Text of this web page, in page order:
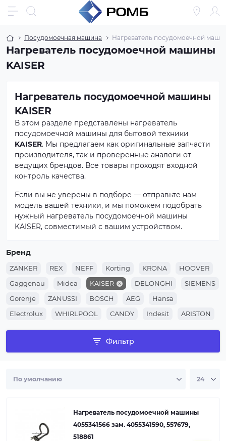
Посудомоечная машина Нагреватель посудомоечной
Нагреватель посудомоечной машины
KAISER
Нагреватель посудомоечной машины
KAISER
В этом разделе представлены нагреватель
посудомоечной машины для бытовой техники
KAISER. Мы предлагаем как оригинальные запчасти
производителя, так и проверенные аналоги от
ведущих брендов. Все товары проходят входной
контроль качества.
Если вы не уверены в подборе — отправьте нам
модель вашей техники, и мы поможем подобрать
нужный нагреватель посудомоечной машины
KAISER, совместимый с вашим устройством.
Бренд
ZANKER REX NEFF Korting KRONA
HOOVER
Gaggenau
Midea KAISER DELONGHI
SIEMENS
Gorenje
ZANUSSI BOSCH AEG
Hansa
Electrolux
WHIRLPOOL CANDY Indesit ARISTON
Фильтр
Нагреватель посудомоечной машины
4055341566 зам. 4055341590, 557679,
518861